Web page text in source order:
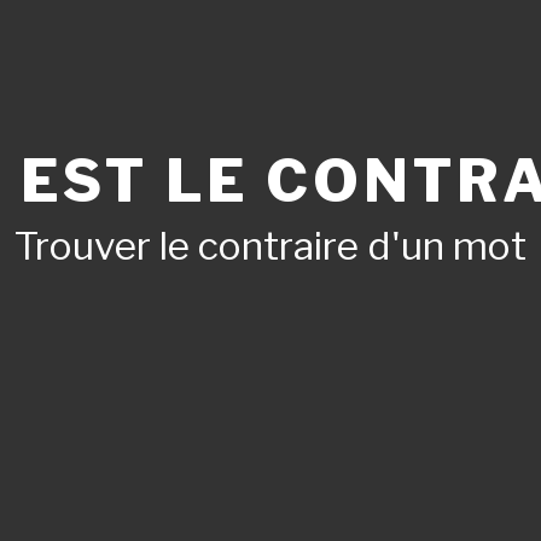
EST LE
Trouver le contraire d'un mot